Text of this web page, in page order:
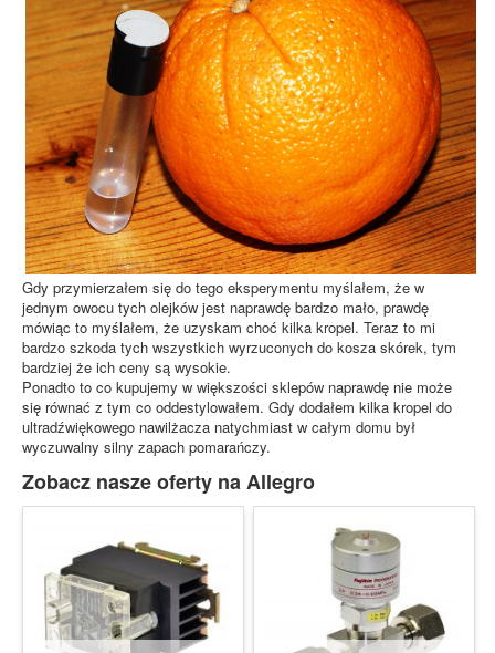
Gdy przymierzałem się do tego eksperymentu myślałem, że w
jednym owocu tych olejków jest naprawdę bardzo mało, prawdę
mówiąc to myślałem, że uzyskam choć kilka kropel. Teraz to mi
bardzo szkoda tych wszystkich wyrzuconych do kosza skórek, tym
bardziej że ich ceny są wysokie.
Ponadto to co kupujemy w większości sklepów naprawdę nie może
się równać z tym co oddestylowałem. Gdy dodałem kilka kropel do
ultradźwiękowego nawilżacza natychmiast w całym domu był
wyczuwalny silny zapach pomarańczy.
Zobacz nasze oferty na Allegro